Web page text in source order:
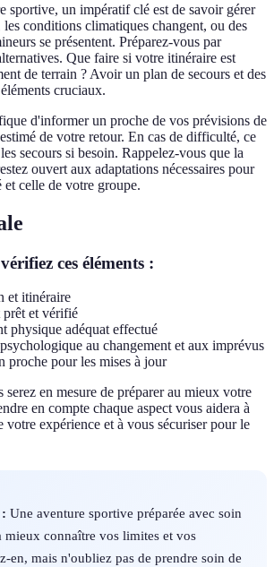
sportive, un impératif clé est de savoir gérer
conditions climatiques changent, ou des
se présentent. Préparez-vous par
Que faire si votre itinéraire est
de terrain ? Avoir un plan de secours et des
cruciaux.
d'informer un proche de vos prévisions de
de votre retour. En cas de difficulté, ce
secours si besoin. Rappelez-vous que la
ouvert aux adaptations nécessaires pour
et celle de votre groupe.
ces éléments :
et itinéraire
et vérifié
physique adéquat effectué
au changement et aux imprévus
proche pour les mises à jour
serez en mesure de préparer au mieux votre
en compte chaque aspect vous aidera à
votre expérience et à vous sécuriser pour le
Une aventure sportive préparée avec soin
mieux connaître vos limites et vos
en, mais n'oubliez pas de prendre soin de